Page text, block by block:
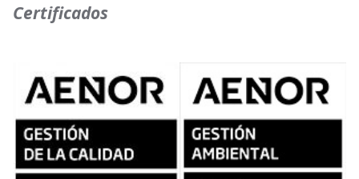
Certificados